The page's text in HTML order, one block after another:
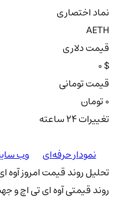
نماد اختصاری
AETH
قیمت دلاری
0 $
قیمت تومانی
تغییرات ۲۴ ساعته
نمودار حرفه‌ای
وب
تحلیل روند قیمت امروز آوه
روند قیمتی آوه ای تی اچ و